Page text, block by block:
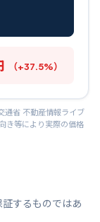
（+37.5%）
通省 不動産情報ライブ
き等により実際の価格
するものではあ